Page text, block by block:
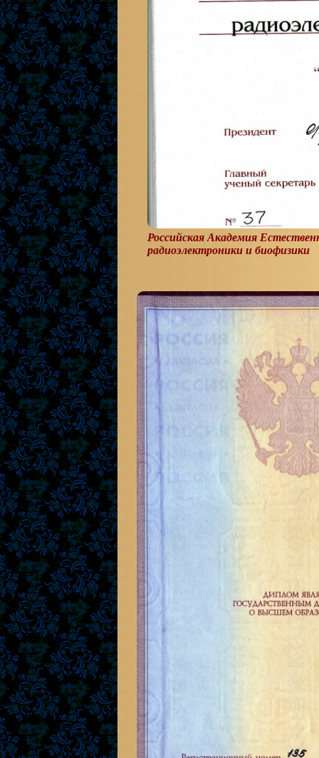
Российская Академия
радиоэлектроники и биофизики